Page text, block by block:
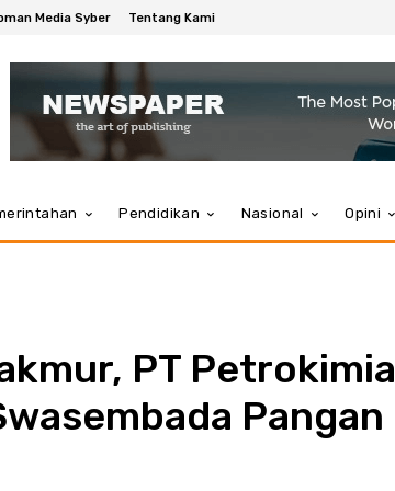
Media Syber Tentang Kami
Pendidikan Nasional Opini
PT Petrokimia
Pangan